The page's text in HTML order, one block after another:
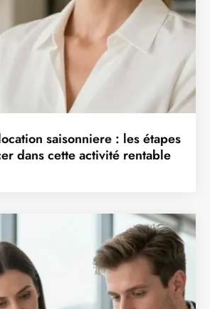
saisonniere : les étapes
dans cette activité rentable